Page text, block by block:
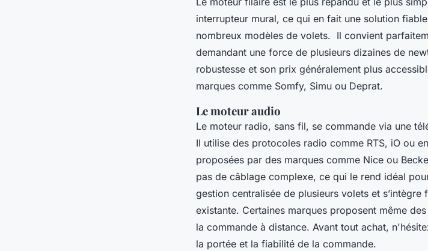
interrupteur mural, ce qui en fait une solution
nombreux modèles de volets. Il convient
demandant une force de plusieurs dizaines de
robustesse et son prix généralement plus
marques comme Somfy, Simu ou Deprat.
Le moteur audio
Le moteur radio, sans fil, se commande via une
Il utilise des protocoles radio comme RTS, iO ou
proposées par des marques comme Nice ou
pas de câblage complexe, ce qui le rend idéal
gestion centralisée de plusieurs volets et
existante. Certaines marques proposent même
la commande à distance. Avant tout achat,
la portée et la fiabilité de la commande.